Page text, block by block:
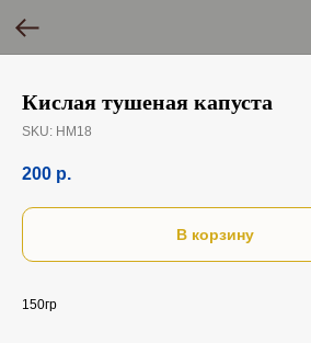
Кислая тушеная капуста
SKU: НМ18
200 р.
В корзину
150гр